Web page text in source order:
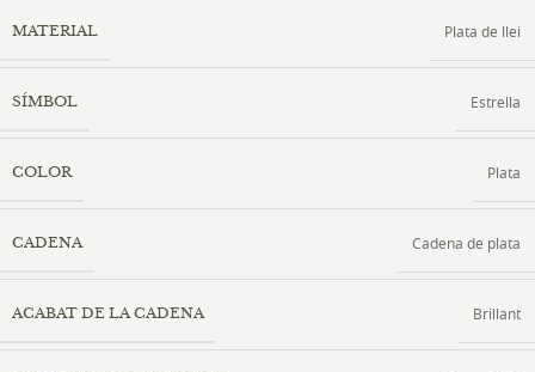
MATERIAL Plata de llei
SÍMBOL Estrella
COLOR Plata
CADENA Cadena de plata
ACABAT DE LA CADENA Brillant